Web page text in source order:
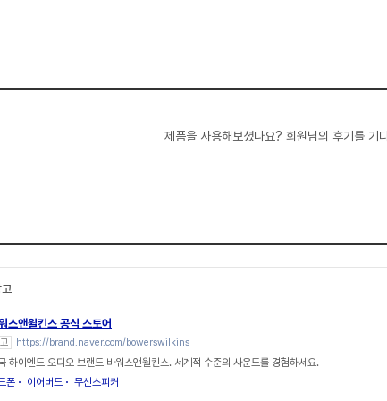
제품을 사용해보셨나요? 회원님의 후기를 기
스앤윌킨스 공식 스토어
https://brand.naver.com/bowerswilkins
하이엔드 오디오 브랜드 바워스앤윌킨스. 세계적 수준의 사운드를 경험하세요.
폰
이어버드 무선스피커